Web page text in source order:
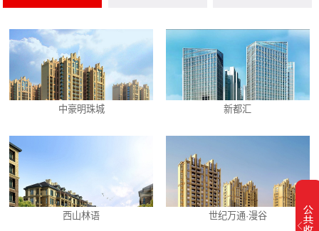
中豪明珠城 新都汇
西山林语 世纪万通·漫谷